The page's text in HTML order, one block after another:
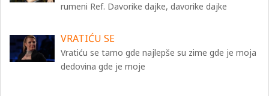
rumeni Ref. Davorike dajke, davorike dajke
VRATIĆU SE
Vratiću se tamo gde najlepše su zime gde je moja
dedovina gde je moje